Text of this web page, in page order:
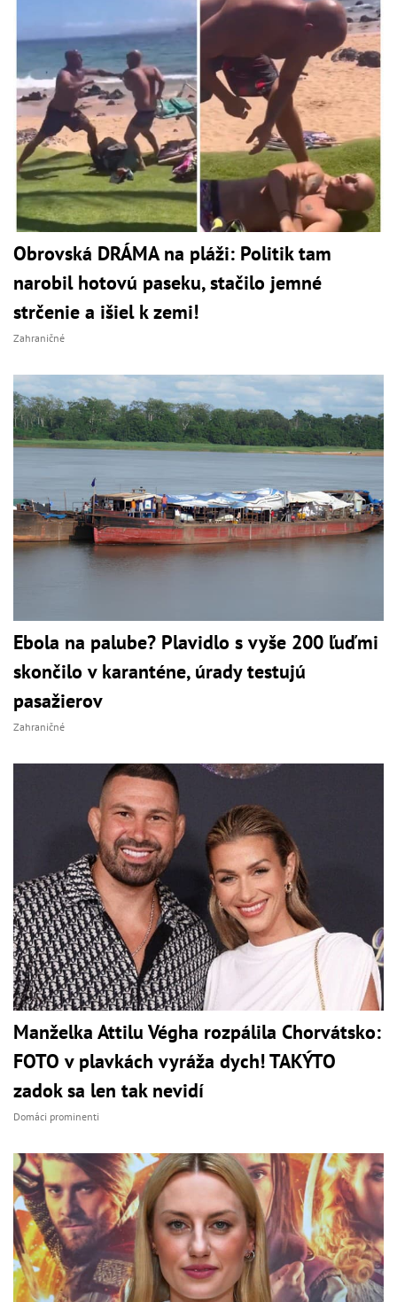
Obrovská DRÁMA na pláži: Politik tam
narobil hotovú paseku, stačilo jemné
strčenie a išiel k zemi!
Zahraničné
Ebola na palube? Plavidlo s vyše 200 ľuďmi
skončilo v karanténe, úrady testujú
pasažierov
Zahraničné
Manželka Attilu Végha rozpálila Chorvátsko:
FOTO v plavkách vyráža dych! TAKÝTO
zadok sa len tak nevidí
Domáci prominenti